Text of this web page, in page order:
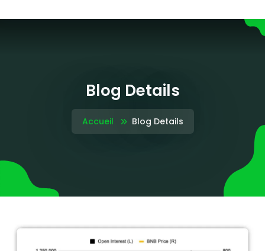
Blog Details
Accueil Blog Details